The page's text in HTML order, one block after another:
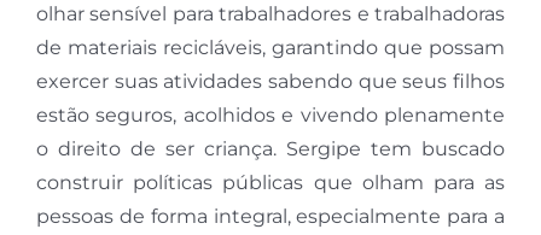
olhar sensível para trabalhadores e trabalhadoras
de materiais recicláveis, garantindo que possam
exercer suas atividades sabendo que seus filhos
estão seguros, acolhidos e vivendo plenamente
o direito de ser criança. Sergipe tem buscado
construir políticas públicas que olham para as
pessoas de forma integral, especialmente para a